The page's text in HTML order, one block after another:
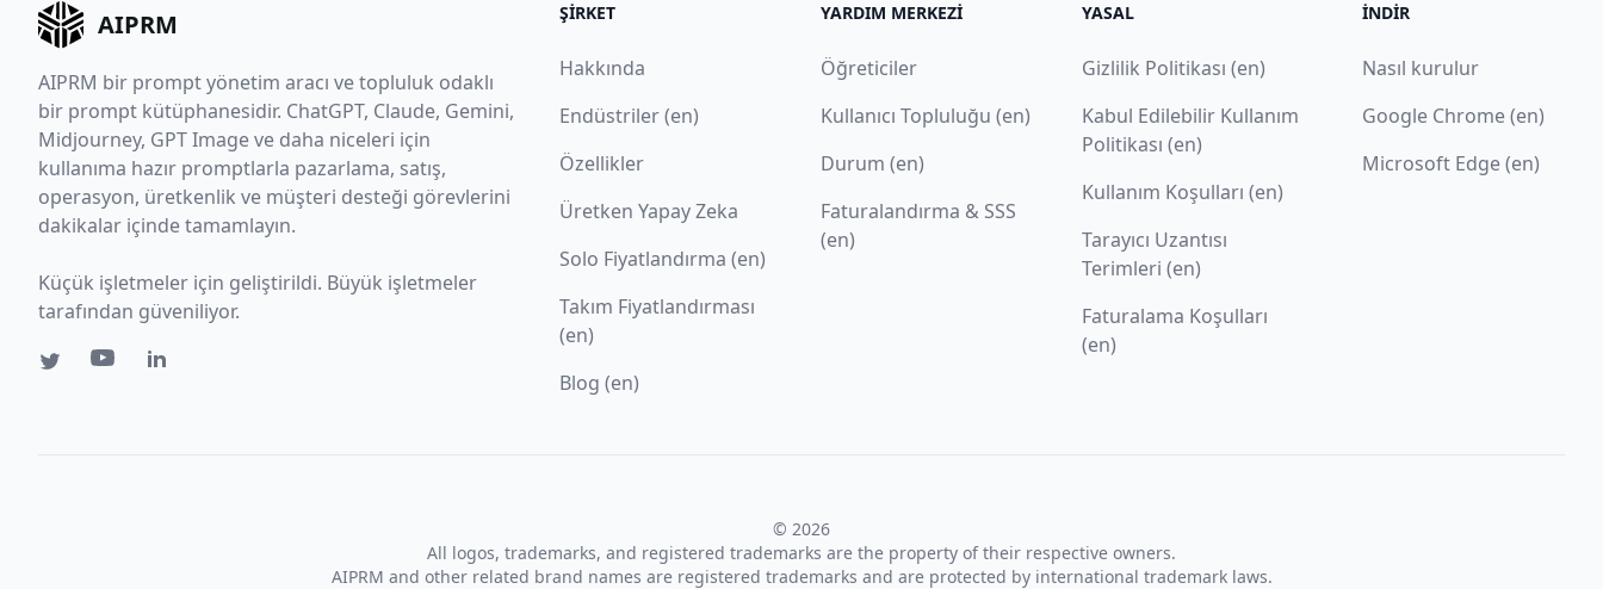
AIPRM
AIPRM bir prompt yönetim aracı ve topluluk odaklı
bir prompt kütüphanesidir. ChatGPT, Claude, Gemini,
Midjourney, GPT Image ve daha niceleri için
kullanıma hazır promptlarla pazarlama, satış,
operasyon, üretkenlik ve müşteri desteği görevlerini
dakikalar içinde tamamlayın.
Küçük işletmeler için geliştirildi. Büyük işletmeler
tarafından güveniliyor.
ŞIRKET
Hakkında
Endüstriler (en)
Özellikler
Üretken Yapay Zeka
Solo Fiyatlandırma (en)
Takım Fiyatlandırması
(en)
Blog (en)
YARDIM MERKEZI
Öğreticiler
Kullanıcı Topluluğu (en)
Durum (en)
Faturalandırma & SSS
(en)
YASAL
Gizlilik Politikası (en)
Kabul Edilebilir Kullanım
Politikası (en)
Kullanım Koşulları (en)
Tarayıcı Uzantısı
Terimleri (en)
Faturalama Koşulları
(en)
İNDIR
Nasıl kurulur
Google Chrome (en)
Microsoft Edge (en)
© 2026
All logos, trademarks, and registered trademarks are the property of their respective owners.
AIPRM and other related brand names are registered trademarks and are protected by international trademark laws.